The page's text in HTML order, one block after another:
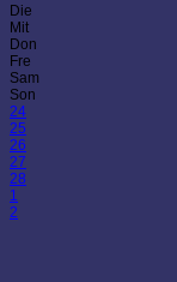
Die
Mit
Don
Fre
Sam
Son
24
25
26
27
28
1
2